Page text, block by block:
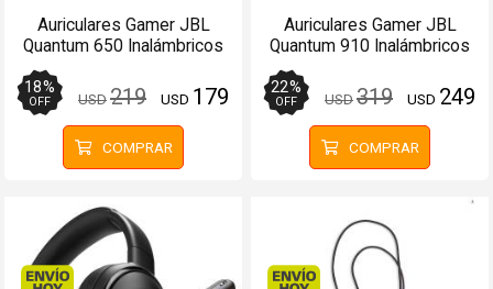
Auriculares Gamer JBL
Quantum 650 Inalámbricos
18%
OFF USD219 USD 179
COMPRAR
Auriculares Gamer JBL
Quantum 910 Inalámbricos
22%
OFF USD319 USD 249
COMPRAR
Envío hoy. Comprando antes de 13Hs. Envío hoy.